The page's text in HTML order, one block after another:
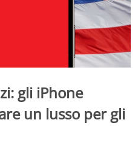
gli iPhone
un lusso per gli